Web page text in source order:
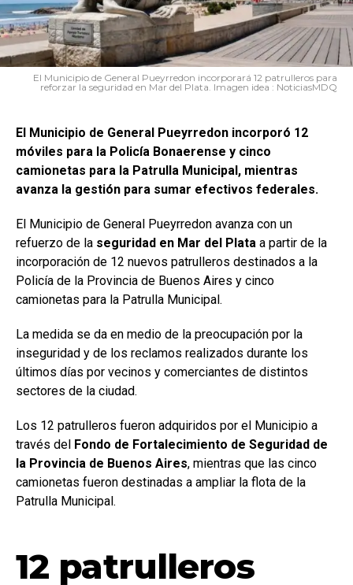
El Municipio de General Pueyrredon incorporará 12 patrulleros para
reforzar la seguridad en Mar del Plata. Imagen idea : NoticiasMDQ
El Municipio de General Pueyrredon incorporó 12
móviles para la Policía Bonaerense y cinco
camionetas para la Patrulla Municipal, mientras
avanza la gestión para sumar efectivos federales.
El Municipio de General Pueyrredon avanza con un
refuerzo de la seguridad en Mar del Plata a partir de la
incorporación de 12 nuevos patrulleros destinados a la
Policía de la Provincia de Buenos Aires y cinco
camionetas para la Patrulla Municipal.
La medida se da en medio de la preocupación por la
inseguridad y de los reclamos realizados durante los
últimos días por vecinos y comerciantes de distintos
sectores de la ciudad.
Los 12 patrulleros fueron adquiridos por el Municipio a
través del Fondo de Fortalecimiento de Seguridad de
la Provincia de Buenos Aires, mientras que las cinco
camionetas fueron destinadas a ampliar la flota de la
Patrulla Municipal.
12 patrulleros